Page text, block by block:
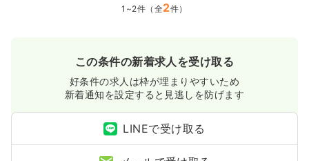
1~2件（全2件）
この条件の新着求人を受け取る
好条件の求人は枠が埋まりやすいため
新着通知を設定すると見逃しを防げます
LINEで受け取る